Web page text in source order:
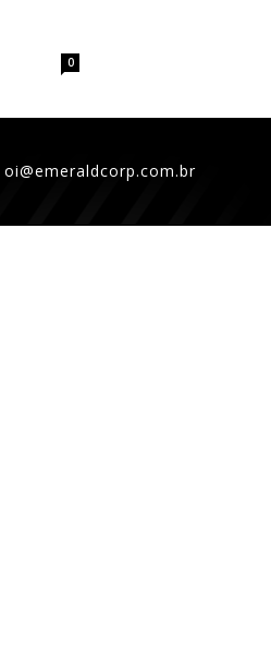
0
oi@emeraldcorp.com.br